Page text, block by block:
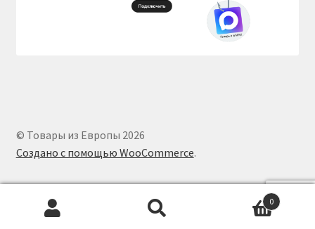
© Товары из Европы 2026
Создано с помощью WooCommerce.
0